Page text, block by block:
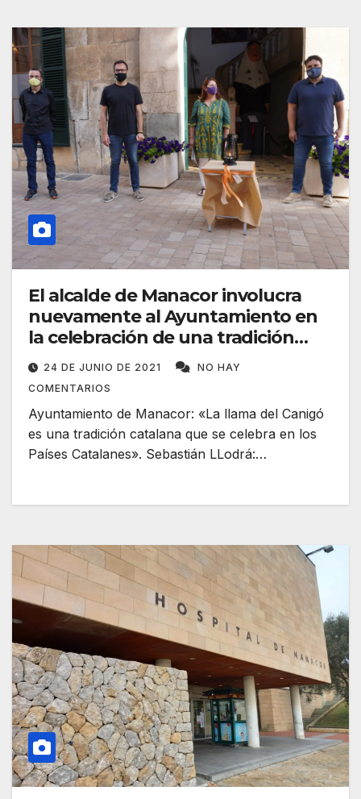
El alcalde de Manacor involucra
nuevamente al Ayuntamiento en
la celebración de una tradición
catalana
24 DE JUNIO DE 2021
NO HAY
COMENTARIOS
Ayuntamiento de Manacor: «La llama del Canigó
es una tradición catalana que se celebra en los
Países Catalanes». Sebastián LLodrá:…